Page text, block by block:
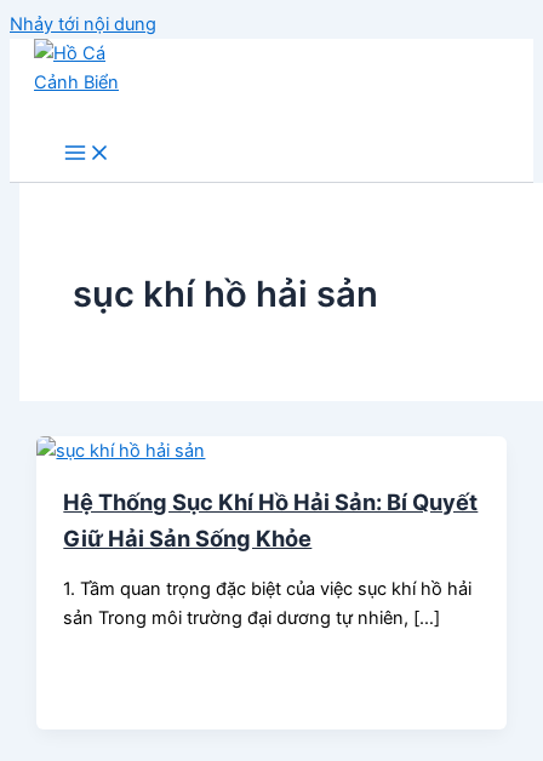
Nhảy tới nội dung
sục khí hồ hải sản
Hệ Thống Sục Khí Hồ Hải Sản: Bí Quyết
Giữ Hải Sản Sống Khỏe
1. Tầm quan trọng đặc biệt của việc sục khí hồ hải
sản Trong môi trường đại dương tự nhiên, […]